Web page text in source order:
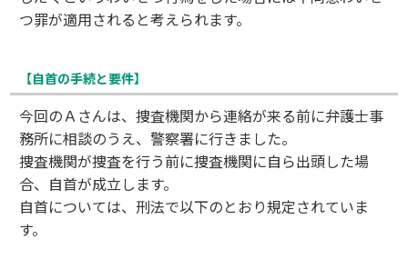
つ罪が適用されると考えられます。
【自首の手続と要件】
今回のＡさんは、捜査機関から連絡が来る前に弁護士事
務所に相談のうえ、警察署に行きました。
捜査機関が捜査を行う前に捜査機関に自ら出頭した場
合、自首が成立します。
自首については、刑法で以下のとおり規定されていま
す。